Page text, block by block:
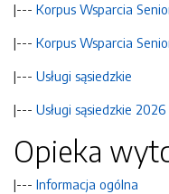
|--- Korpus Wsparcia
|--- Korpus Wsparcia
|--- Usługi sąsiedzkie
|--- Usługi sąsiedzkie 2026
Opieka
|--- Informacja ogólna